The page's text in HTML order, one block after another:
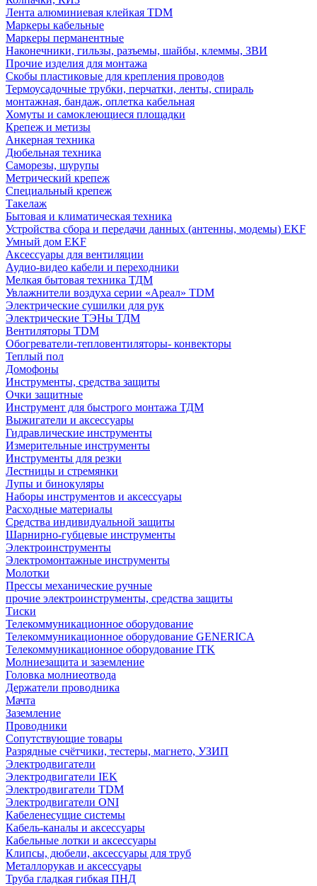
Лента алюминиевая клейкая TDM
Маркеры кабельные
Маркеры перманентные
Наконечники, гильзы, разъемы, шайбы, клеммы, ЗВИ
Прочие изделия для монтажа
Скобы пластиковые для крепления проводов
Термоусадочные трубки, перчатки, ленты, спираль
монтажная, бандаж, оплетка кабельная
Хомуты и самоклеющиеся площадки
Крепеж и метизы
Анкерная техника
Дюбельная техника
Саморезы, шурупы
Метрический крепеж
Специальный крепеж
Такелаж
Бытовая и климатическая техника
Устройства сбора и передачи данных (антенны, модемы) EKF
Умный дом EKF
Аксессуары для вентиляции
Аудио-видео кабели и переходники
Мелкая бытовая техника ТДМ
Увлажнители воздуха серии «Ареал» TDM
Электрические сушилки для рук
Электрические ТЭНы ТДМ
Вентиляторы TDM
Обогреватели-тепловентиляторы- конвекторы
Теплый пол
Домофоны
Инструменты, средства защиты
Очки защитные
Инструмент для быстрого монтажа ТДМ
Выжигатели и аксессуары
Гидравлические инструменты
Измерительные инструменты
Инструменты для резки
Лестницы и стремянки
Лупы и бинокуляры
Наборы инструментов и аксессуары
Расходные материалы
Средства индивидуальной защиты
Шарнирно-губцевые инструменты
Электроинструменты
Электромонтажные инструменты
Молотки
Прессы механические ручные
прочие электроинструменты, средства защиты
Тиски
Телекоммуникационное оборудование
Телекоммуникационное оборудование GENERICA
Телекоммуникационное оборудование ITK
Молниезащита и заземление
Головка молниеотвода
Держатели проводника
Мачта
Заземление
Проводники
Сопутствующие товары
Разрядные счётчики, тестеры, магнето, УЗИП
Электродвигатели
Электродвигатели IEK
Электродвигатели TDM
Электродвигатели ONI
Кабеленесущие системы
Кабель-каналы и аксессуары
Кабельные лотки и аксессуары
Клипсы, дюбели, аксессуары для труб
Металлорукав и аксессуары
Труба гладкая гибкая ПНД